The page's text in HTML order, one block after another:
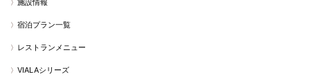
施設情報
宿泊プラン一覧
レストランメニュー
VIALAシリーズ